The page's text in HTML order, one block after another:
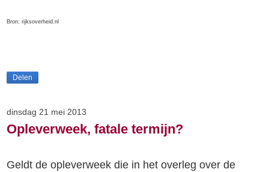
Bron: rijksoverheid.nl
Delen
dinsdag 21 mei 2013
Opleverweek, fatale termijn?
Geldt de opleverweek die in het overleg over de